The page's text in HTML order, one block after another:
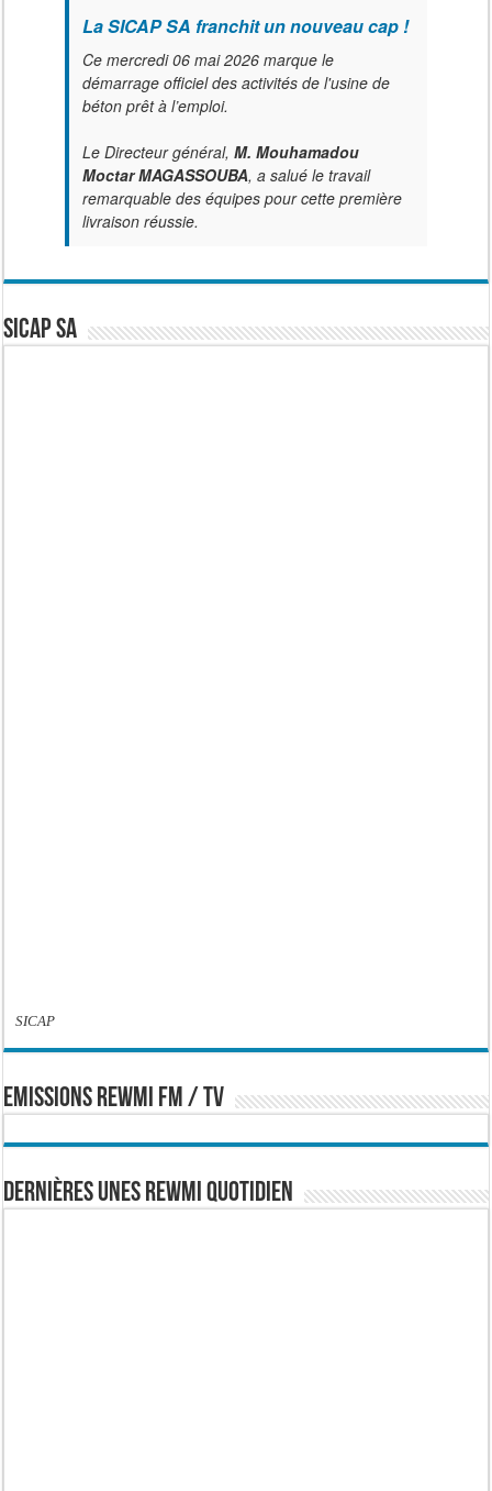
La SICAP SA franchit un nouveau cap !
Ce mercredi 06 mai 2026 marque le
démarrage officiel des activités de l'usine de
béton prêt à l’emploi.
Le Directeur général, M. Mouhamadou
Moctar MAGASSOUBA, a salué le travail
remarquable des équipes pour cette première
livraison réussie.
SICAP SA
SICAP
EMISSIONS REWMI FM / TV
Dernières Unes Rewmi Quotidien